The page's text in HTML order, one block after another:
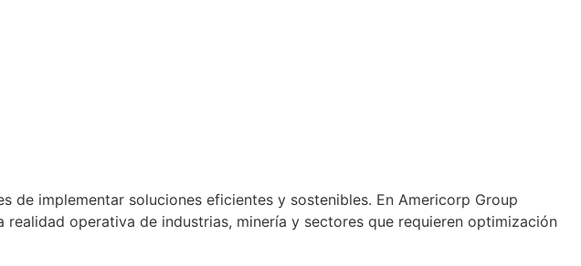
implementar soluciones eficientes y sostenibles. En Americorp Group
operativa de industrias, minería y sectores que requieren optimización